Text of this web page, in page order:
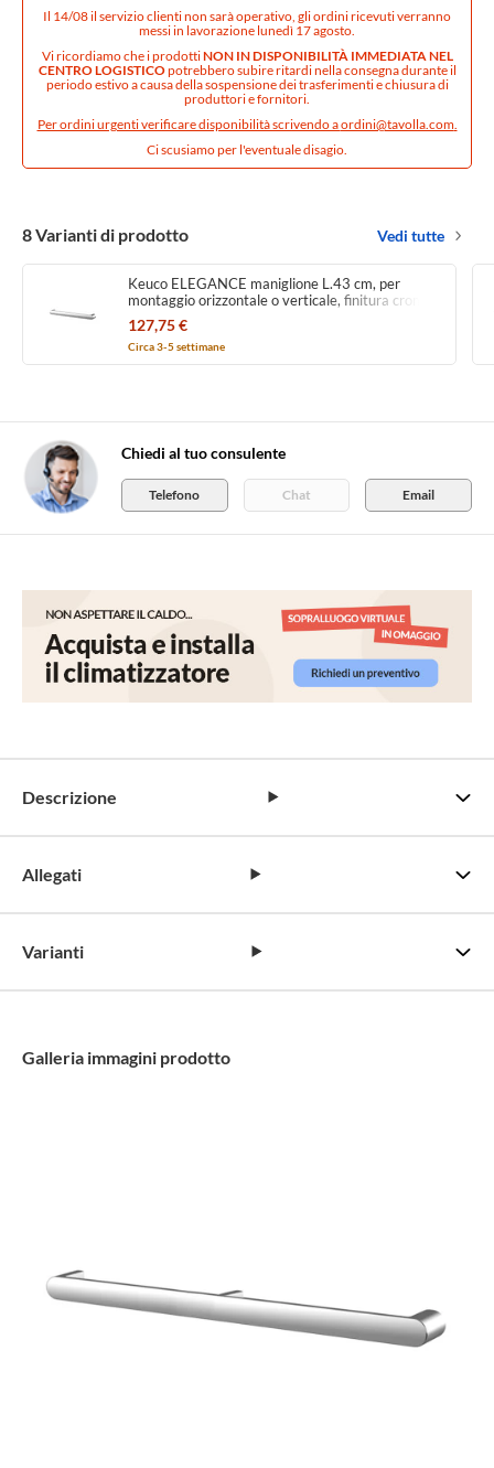
Il 14/08 il servizio clienti non sarà operativo, gli ordini ricevuti verranno
messi in lavorazione lunedì 17 agosto.
Vi ricordiamo che i prodottiNON IN DISPONIBILITÀ IMMEDIATA NEL
CENTRO LOGISTICOpotrebbero subire ritardi nella consegna durante il
periodo estivo a causa della sospensione dei trasferimenti e chiusura di
produttori e fornitori.
Per ordini urgenti verificare disponibilità scrivendo aordini@tavolla.com.
Ci scusiamo per l'eventuale disagio.
8 Varianti di prodotto Vedi tutte
Keuco ELEGANCE maniglione L.43 cm, per
montaggio orizzontale o verticale, finitura cromo
31601010400
127,75 €
Circa 3-5 settimane
Chiedi al tuo consulente
Telefono Chat Email
Descrizione
Allegati
Varianti
Galleria immagini prodotto